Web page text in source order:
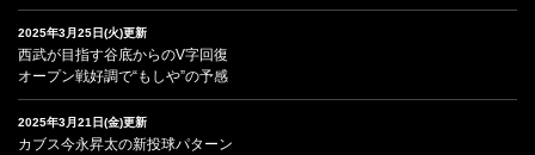
2025年3月25日(火)更新
西武が目指す谷底からのV字回復
オープン戦好調で“もしや”の予感
2025年3月21日(金)更新
カブス今永昇太の新投球パターン